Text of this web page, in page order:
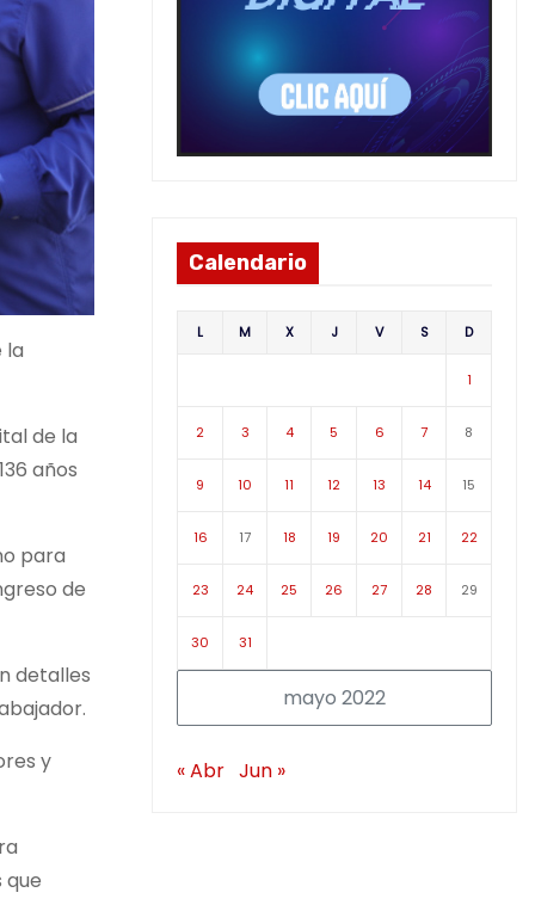
la
de la
años
para
de
detalles
y
Calendario
mayo 2022
L M X J V S D
1
2 3 4 5 6 7 8
9 10 11 12 13 14 15
16 17 18 19 20 21 22
23 24 25 26 27 28 29
30 31
« Abr Jun »